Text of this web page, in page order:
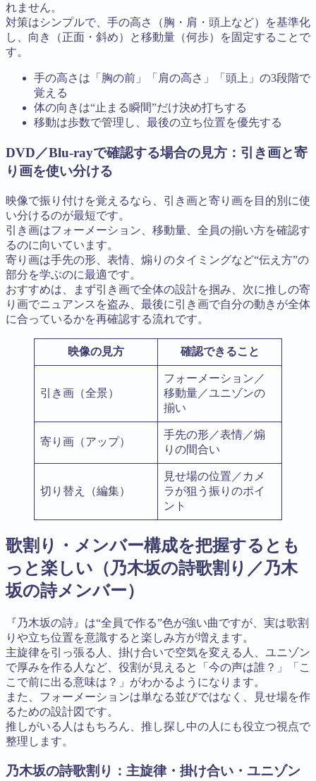
れません。
対策はシンプルで、手の高さ（胸・肩・頭上など）を基準化
し、向き（正面・斜め）と移動量（何歩）を固定することで
す。
手の高さは「胸の前」「肩の高さ」「頭上」の3段階で
覚える
体の向きは“止まる瞬間”だけ決め打ちする
移動は歩数で管理し、最後の立ち位置を優先する
DVD／Blu-rayで確認する場合の見方：引き画と寄
り画を使い分ける
映像で振り付けを覚えるなら、引き画と寄り画を目的別に使
い分けるのが最短です。
引き画はフォーメーション、移動量、全員の揃い方を確認す
るのに向いています。
寄り画は手先の形、表情、煽りのタイミングなど“伝え方”の
部分を学ぶのに最適です。
おすすめは、まず引き画で全体の設計を掴み、次に推しの寄
り画でニュアンスを盗み、最後に引き画で自分の動きが全体
に合っているかを再確認する流れです。
映像の見方 確認できること
引き画（全景）
フォーメーション／
移動量／ユニゾンの
揃い
寄り画（アップ）
手先の形／表情／煽
りの間合い
切り替え（編集）
見せ場の位置／カメ
ラが狙う振りのポイ
ント
歌割り・メンバー構成を把握するとも
っと楽しい（乃木坂の詩歌割り／乃木
坂の詩メンバー）
『乃木坂の詩』は“全員で作る”色が強い曲ですが、実は歌割
りや立ち位置を意識すると楽しみ方が増えます。
主旋律を引っ張る人、掛け合いで空気を変える人、ユニゾン
で厚みを作る人など、役割が見えると「今の声は誰？」「こ
こで前に出る意味は？」がわかるようになります。
また、フォーメーションは単なる並びではなく、見せ場を作
るための設計図です。
推しがいる人はもちろん、推し探し中の人にも役立つ視点で
整理します。
乃木坂の詩歌割り：主旋律・掛け合い・ユニゾン